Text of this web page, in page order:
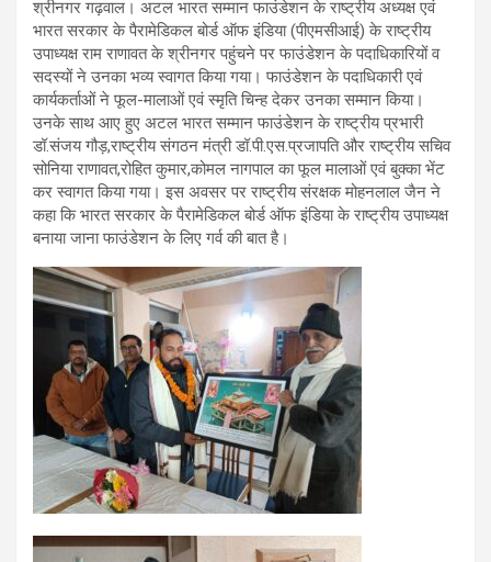
श्रीनगर गढ़वाल। अटल भारत सम्मान फाउंडेशन के राष्ट्रीय अध्यक्ष एवं
भारत सरकार के पैरामेडिकल बोर्ड ऑफ इंडिया (पीएमसीआई) के राष्ट्रीय
उपाध्यक्ष राम राणावत के श्रीनगर पहुंचने पर फाउंडेशन के पदाधिकारियों व
सदस्यों ने उनका भव्य स्वागत किया गया। फाउंडेशन के पदाधिकारी एवं
कार्यकर्ताओं ने फूल-मालाओं एवं स्मृति चिन्ह देकर उनका सम्मान किया।
उनके साथ आए हुए अटल भारत सम्मान फाउंडेशन के राष्ट्रीय प्रभारी
डॉ.संजय गौड़,राष्ट्रीय संगठन मंत्री डॉ.पी.एस.प्रजापति और राष्ट्रीय सचिव
सोनिया राणावत,रोहित कुमार,कोमल नागपाल का फूल मालाओं एवं बुक्का भेंट
कर स्वागत किया गया। इस अवसर पर राष्ट्रीय संरक्षक मोहनलाल जैन ने
कहा कि भारत सरकार के पैरामेडिकल बोर्ड ऑफ इंडिया के राष्ट्रीय उपाध्यक्ष
बनाया जाना फाउंडेशन के लिए गर्व की बात है।